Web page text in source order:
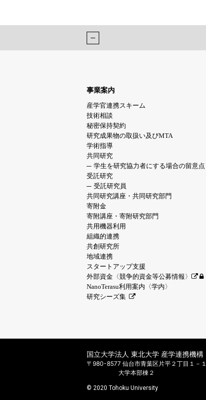
事業案内
産学官連携スキーム
技術相談
秘密保持契約
研究成果物の取扱い及びMTA
学術指導
共同研究
学生を研究協力者にする場合の留意点
受託研究
受託研究員
共同研究講座・共同研究部門
寄附金
寄附講座・寄附研究部門
共用機器利用
組織的連携
共創研究所
地域連携
スタートアップ支援
外部資金〈競争的資金等公募情報〉
NanoTerasu利用案内〈学内〉
研究シーズ集
国立大学法人 東北大学 産学連携機構
〒980-8577 仙台市青葉区片平２丁目１－１
大学本部棟２
© 2020 Tohoku University